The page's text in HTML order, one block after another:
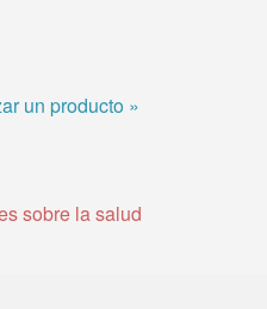
un producto »
sobre la salud